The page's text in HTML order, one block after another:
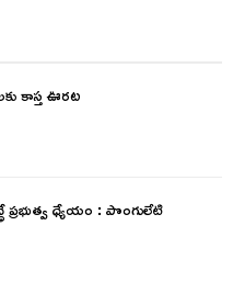
కాస్త ఊరట
ప్రభుత్వ ధ్యేయం : పొంగులేటి